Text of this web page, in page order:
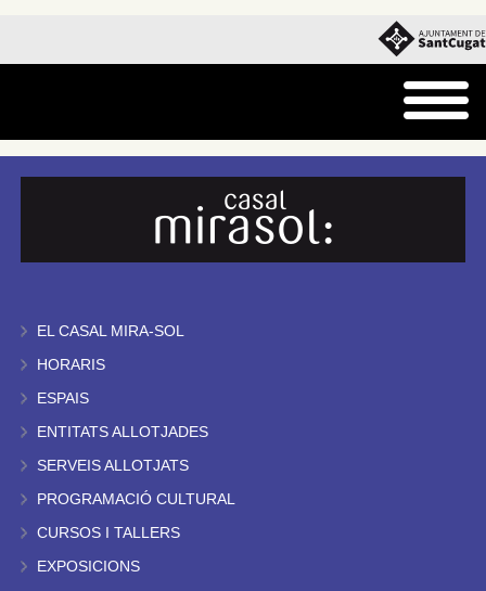
EL CASAL MIRA-SOL
HORARIS
ESPAIS
ENTITATS ALLOTJADES
SERVEIS ALLOTJATS
PROGRAMACIÓ CULTURAL
CURSOS I TALLERS
EXPOSICIONS